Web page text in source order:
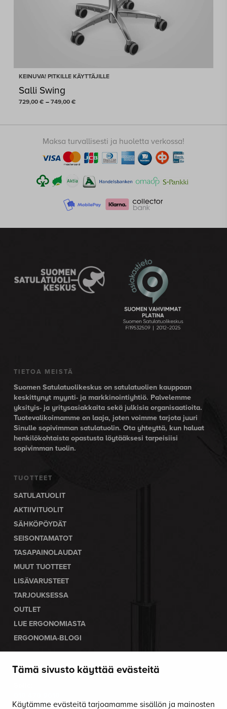
Tämä sivusto käyttää evästeitä
Käytämme evästeitä tarjoamamme sisällön ja mainosten
KEINUVA! PITKILLE KÄYTTÄJILLE
Salli Swing
729,00 € – 749,00 €Hintaluokka:
-
Maksa turvallisesti ja huoletta verkossa!
TIETOA MEISTÄ
Suomen Satulatuolikeskus on satulatuolien kauppaan
keskittynyt myynti- ja markkinointiyhtiö. Palvelemme
yksityis- ja yritysasiakkaita sekä julkisia organisaatioita.
Tuotevalikoimamme on laaja, joten voimme tarjota juuri
Sinulle sopivimman satulatuolin. Ota yhteyttä, kun haluat
henkilökohtaista opastusta löytääksesi tarpeisiisi
sopivimman tuolin.
TUOTTEET
SATULATUOLIT
AKTIIVITUOLIT
SÄHKÖPÖYDÄT
SEISONTAMATOT
TASAPAINOLAUDAT
MUUT TUOTTEET
LISÄVARUSTEET
TARJOUKSESSA
OUTLET
LUE ERGONOMIASTA
ERGONOMIA-BLOGI
OTA YHTEYTTÄ
Palvelemme arkisin klo 8–16.